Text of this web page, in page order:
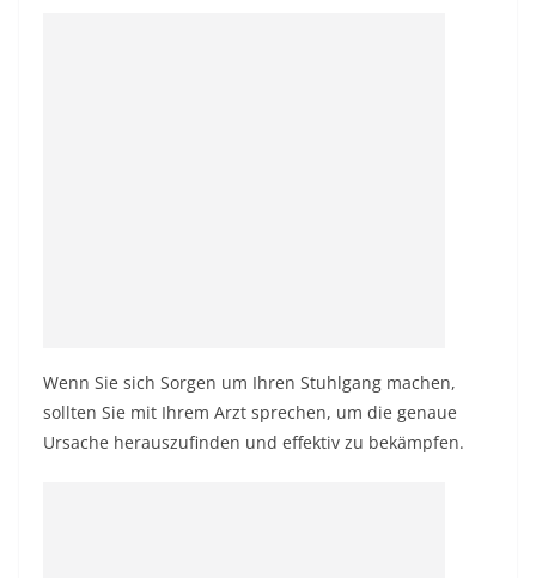
Wenn Sie sich Sorgen um Ihren Stuhlgang machen,
sollten Sie mit Ihrem Arzt sprechen, um die genaue
Ursache herauszufinden und effektiv zu bekämpfen.